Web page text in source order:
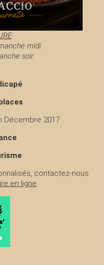
midi
soir
Décembre 2017
contactez-nous
en ligne.